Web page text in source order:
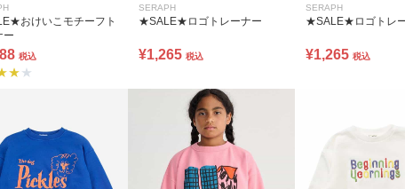
おけいこモチーフト
ー
税込
SERAPH
★SALE★ロゴトレーナー
¥1,265 税込
SERAPH
★SALE★ロゴトレ
¥1,265 税込